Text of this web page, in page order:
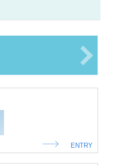
ENTRY